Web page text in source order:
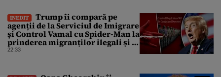
INEDIT
Trump îi compară pe
agenții de la Serviciul de Imigrare
și Control Vamal cu Spider-Man la
prinderea migranților ilegali și a
infractorilor
22:33